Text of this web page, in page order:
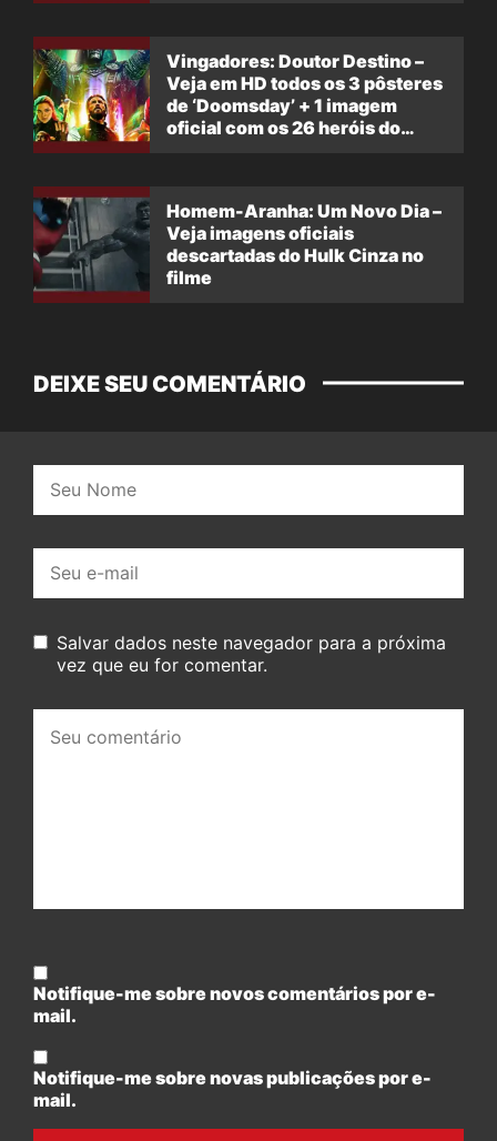
Vingadores: Doutor Destino –
Veja em HD todos os 3 pôsteres
de ‘Doomsday’ + 1 imagem
oficial com os 26 heróis do
Homem-Aranha: Um Novo Dia –
Veja imagens oficiais
descartadas do Hulk Cinza no
filme
DEIXE SEU COMENTÁRIO
mail:
Salvar dados neste navegador para a próxima
vez que eu for comentar.
comentário:
Notifique-me sobre novos comentários por e-
mail.
Notifique-me sobre novas publicações por e-
mail.